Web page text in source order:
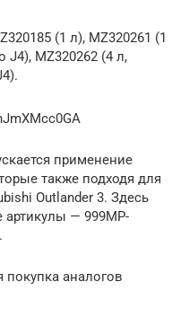
(1 л), MZ320261 (1
J4), MZ320262 (4 л,
применение
также подходя для
Outlander 3. Здесь
артикулы — 999MP-
покупка аналогов